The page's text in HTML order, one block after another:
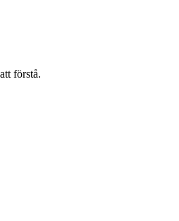
förstå.